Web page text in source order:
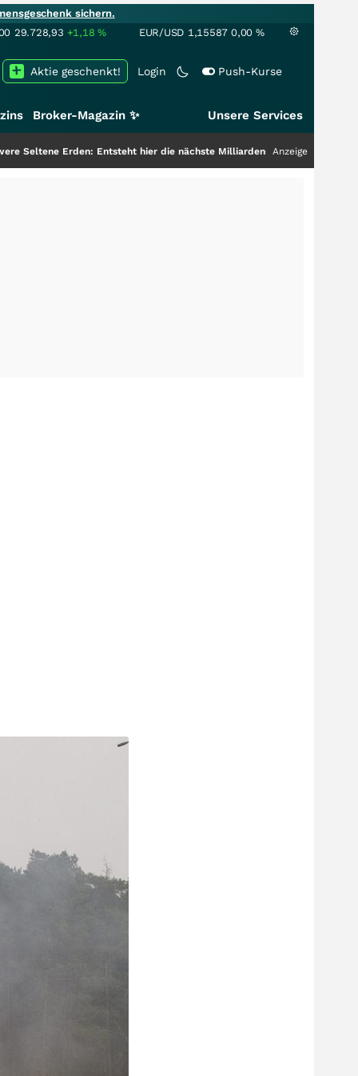
sichern.
29.728,93 +1,18% EUR/USD 1,15587 0,00 %
Login Push-Kurse
Aktie geschenkt!
Broker-Magazin ✨ Unsere Services
Entsteht hier die nächste Milliardenstory?+++ Anzeige